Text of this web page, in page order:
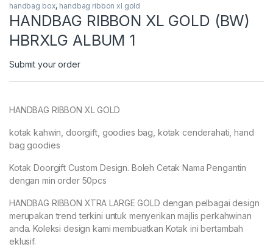
handbag box, handbag ribbon xl gold
HANDBAG RIBBON XL GOLD (BW)
HBRXLG ALBUM 1
Submit your order
HANDBAG RIBBON XL GOLD
kotak kahwin, doorgift, goodies bag, kotak cenderahati, hand
bag goodies
Kotak Doorgift Custom Design. Boleh Cetak Nama Pengantin
dengan min order 50pcs
HANDBAG RIBBON XTRA LARGE GOLD dengan pelbagai design
merupakan trend terkini untuk menyerikan majlis perkahwinan
anda. Koleksi design kami membuatkan Kotak ini bertambah
eklusif.